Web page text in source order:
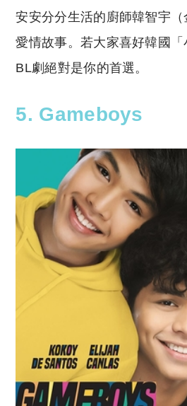
安安分分生活的廚師韓智宇
愛情故事。若大家喜好韓國
BL劇絕對是你的首選。
5. Gameboys